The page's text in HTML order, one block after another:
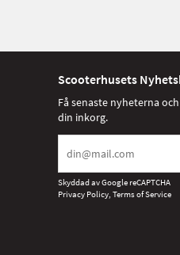
Scooterhusets
Få senaste nyheterna
din inkorg.
Skyddad av Google reCAPTCHA
Privacy Policy, Terms of Service